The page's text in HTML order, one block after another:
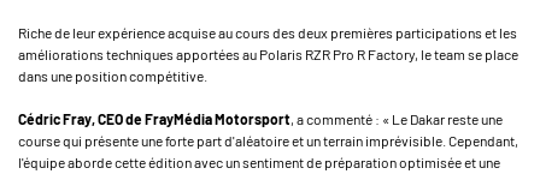
Riche de leur expérience acquise au cours des deux premières participations et les
améliorations techniques apportées au Polaris RZR Pro R Factory, le team se place
dans une position compétitive.
Cédric Fray, CEO de FrayMédia Motorsport, a commenté : « Le Dakar reste une
course qui présente une forte part d'aléatoire et un terrain imprévisible. Cependant,
l'équipe aborde cette édition avec un sentiment de préparation optimisée et une